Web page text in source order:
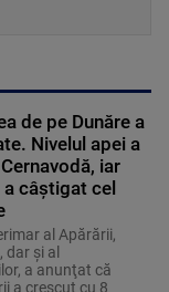
de pe Dunăre a
Nivelul apei a
iar
a câștigat cel
al Apărării,
dar şi al
a anunţat că
a crescut cu 8